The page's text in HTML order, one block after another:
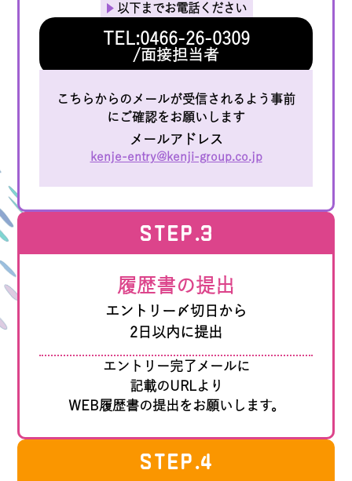
以下までお電話ください
TEL:0466-26-0309
/面接担当者
こちらからのメールが受信されるよう事前
にご確認をお願いします
メールアドレス
kenje-entry@kenji-group.co.jp
STEP.3
履歴書の提出
エントリー〆切日から
2日以内に提出
エントリー完了メールに
記載のURLより
WEB履歴書の提出をお願いします。
STEP.4